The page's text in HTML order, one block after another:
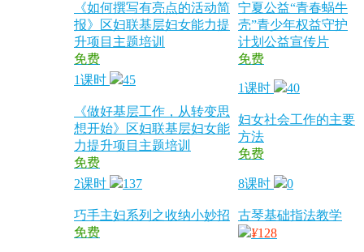
《如何撰写有亮点的活动简
报》区妇联基层妇女能力提
升项目主题培训
免费
宁夏公益“青春蜗牛
壳”青少年权益守护
计划公益宣传片
免费
1课时
45
《做好基层工作，从转变思
想开始》区妇联基层妇女能
力提升项目主题培训
免费
1课时 40
妇女社会工作的主要
方法
免费
2课时 137
巧手主妇系列之收纳小妙招
免费
8课时 0
古琴基础指法教学
¥128